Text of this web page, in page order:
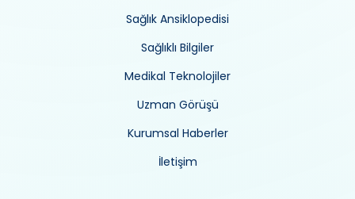
Sağlık Ansiklopedisi
Sağlıklı Bilgiler
Medikal Teknolojiler
Uzman Görüşü
Kurumsal Haberler
İletişim